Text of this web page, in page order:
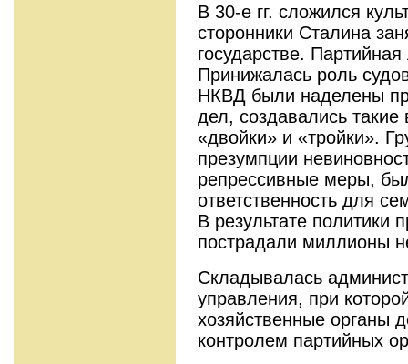
В 30-е гг. сложился
сторонники Сталина
государстве.
Принижалась роль
НКВД были наделены
дел, создавались
«двойки» и «тройки».
презумпции
репрессивные меры,
ответственность для
В результате политики
пострадали миллионы
Складывалась
управления, при
хозяйственные органы
контролем партийных